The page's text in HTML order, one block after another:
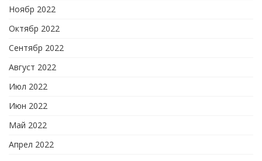
Ноябр 2022
Октябр 2022
Сентябр 2022
Август 2022
Июл 2022
Июн 2022
Май 2022
Апрел 2022